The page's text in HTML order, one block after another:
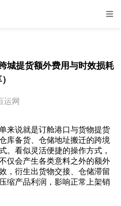
城提货额外费用与时效损耗
运网
说就是订舱港口与货物提货
库备货、仓储地址搬迁的跨境
。看似灵活便捷的操作方式，
仅会产生各类意料之外的额外
，衍生出货物交接、仓储滞留
缩产品利润，影响正常上架销